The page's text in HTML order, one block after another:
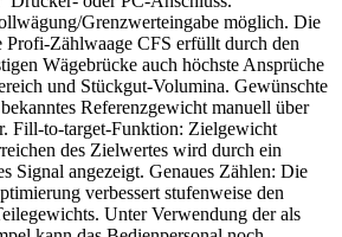
Grenzwerteingabe möglich. Die
Profi-Zählwaage CFS erfüllt durch den
Wägebrücke auch höchste Ansprüche
und Stückgut-Volumina. Gewünschte
Referenzgewicht manuell über
Fill-to-target-Funktion: Zielgewicht
des Zielwertes wird durch ein
Signal angezeigt. Genaues Zählen: Die
verbessert stufenweise den
Unter Verwendung der als